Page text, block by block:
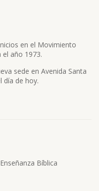
en el Movimiento
año 1973.
sede en Avenida Santa
día de hoy.
Bíblica